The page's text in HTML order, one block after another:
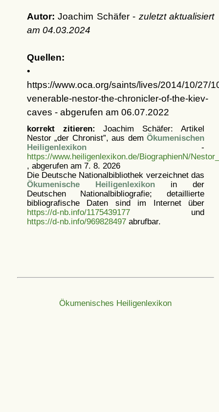
Autor: Joachim Schäfer - zuletzt aktualisiert
am 04.03.2024
Quellen:
•
https://www.oca.org/saints/lives/2014/10/27/
venerable-nestor-the-chronicler-of-the-kiev-
caves - abgerufen am 06.07.2022
korrekt zitieren: Joachim Schäfer: Artikel
Nestor „der Chronist”, aus dem Ökumenischen
Heiligenlexikon-
https://www.heiligenlexikon.de/BiographienN/
, abgerufen am 7. 8. 2026
Die Deutsche Nationalbibliothek verzeichnet das
Ökumenische Heiligenlexikonin der
Deutschen Nationalbibliografie; detaillierte
bibliografische Daten sind im Internet über
https://d-nb.info/1175439177und
https://d-nb.info/969828497abrufbar.
Ökumenisches Heiligenlexikon